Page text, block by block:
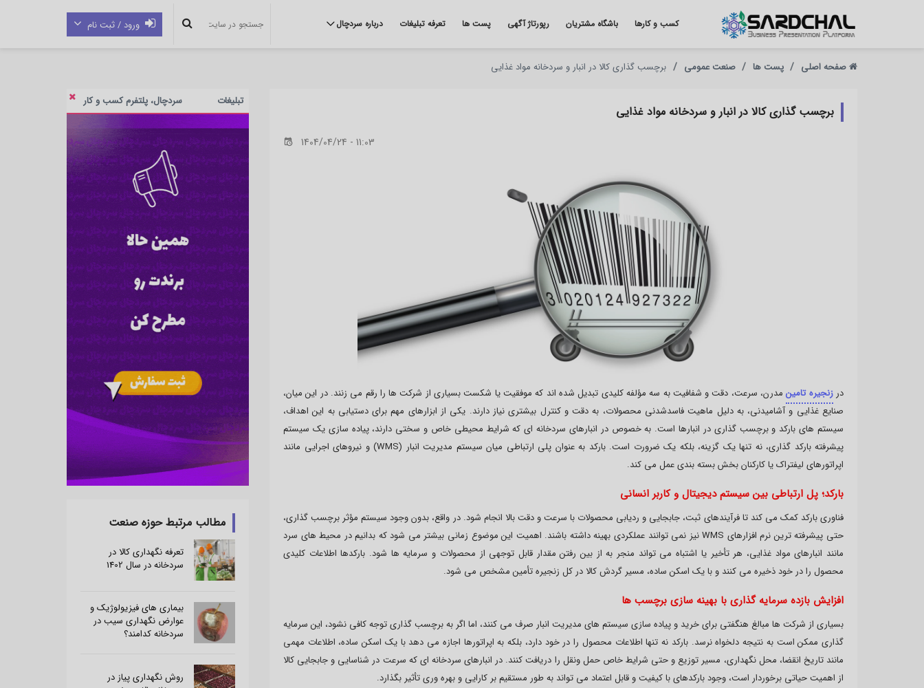
ورود / ثبت نام کسب و کارها باشگاه مشتریان رپورتاژ آگهی پست ها تعرفه تبلیغات درباره سردچال
صفحه اصلی پست ها صنعت عمومی برچسب گذاری کالا در انبار و سردخانه مواد غذایی
برچسب گذاری کالا در انبار و سردخانه مواد غذایی
1404/04/24 - 11:03
درزنجیره تامینمدرن، سرعت، دقت و شفافیت به سه مؤلفه کلیدی تبدیل شده اند که موفقیت یا شکست بسیاری از شرکت ها را رقم می زنند. در این میان،
صنایع غذایی و آشامیدنی، به دلیل ماهیت فاسدشدنی محصولات، به دقت و کنترل بیشتری نیاز دارند. یکی از ابزارهای مهم برای دستیابی به این اهداف،
سیستم های بارکد و برچسب گذاری در انبارها است. به خصوص در انبارهای سردخانه ای که شرایط محیطی خاص و سختی دارند، پیاده سازی یک سیستم
پیشرفته بارکد گذاری، نه تنها یک گزینه، بلکه یک ضرورت است. بارکد به عنوان پلی ارتباطی میان سیستم مدیریت انبار (WMS) و نیروهای اجرایی مانند
اپراتورهای لیفتراک یا کارکنان بخش بسته بندی عمل می کند.
بارکد؛ پل ارتباطی بین سیستم دیجیتال و کاربر انسانی
فناوری بارکد کمک می کند تا فرآیندهای ثبت، جابجایی و ردیابی محصولات با سرعت و دقت بالا انجام شود. در واقع، بدون وجود سیستم مؤثر برچسب گذاری،
حتی پیشرفته ترین نرم افزارهای WMS نیز نمی توانند عملکردی بهینه داشته باشند. اهمیت این موضوع زمانی بیشتر می شود که بدانیم در محیط های سرد
مانند انبارهای مواد غذایی، هر تأخیر یا اشتباه می تواند منجر به از بین رفتن مقدار قابل توجهی از محصولات و سرمایه ها شود. بارکدها اطلاعات کلیدی
محصول را در خود ذخیره می کنند و با یک اسکن ساده، مسیر گردش کالا در کل زنجیره تأمین مشخص می شود.
افزایش بازده سرمایه گذاری با بهینه سازی برچسب ها
بسیاری از شرکت ها مبالغ هنگفتی برای خرید و پیاده سازی سیستم های مدیریت انبار صرف می کنند، اما اگر به برچسب گذاری توجه کافی نشود، این سرمایه
گذاری ممکن است به نتیجه دلخواه نرسد. بارکد نه تنها اطلاعات محصول را در خود دارد، بلکه به اپراتورها اجازه می دهد با یک اسکن ساده، اطلاعات مهمی
مانند تاریخ انقضا، محل نگهداری، مسیر توزیع و حتی شرایط خاص حمل ونقل را دریافت کنند. در انبارهای سردخانه ای که سرعت در شناسایی و جابجایی کالا
از اهمیت حیاتی برخوردار است، وجود بارکدهای با کیفیت و قابل اعتماد می تواند به طور مستقیم بر کارایی و بهره وری تأثیر بگذارد.
تبلیغات سردچال، پلتفرم کسب و کار
مطالب مرتبط حوزه صنعت
تعرفه نگهداری کالا در
سردخانه در سال 1402
بیماری های فیزیولوژیک و
عوارض نگهداری سیب در
سردخانه کدامند؟
روش نگهداری پیاز در